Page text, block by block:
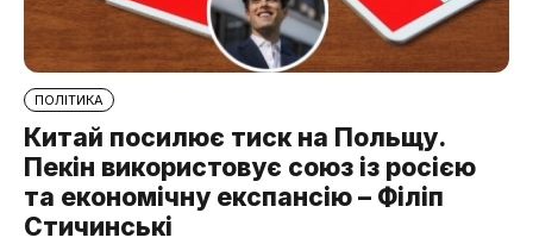
ПОЛІТИКА
Китай посилює тиск на Польщу.
Пекін використовує союз із росією
та економічну експансію – Філіп
Стичинські